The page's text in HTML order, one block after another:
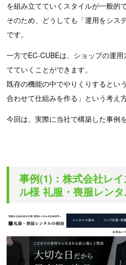
を組み立てていくスタイルが一般的で
そのため、どうしても「運用をシス
です。
一方でEC-CUBEは、ショップの運
てていくことができます。
既存の機能の中でやりくりするとい
合わせて仕組みを作る」という考え
今回は、実際に当社で構築した事例
事例(1)：株式会社レ
ル様 礼服・喪服レン